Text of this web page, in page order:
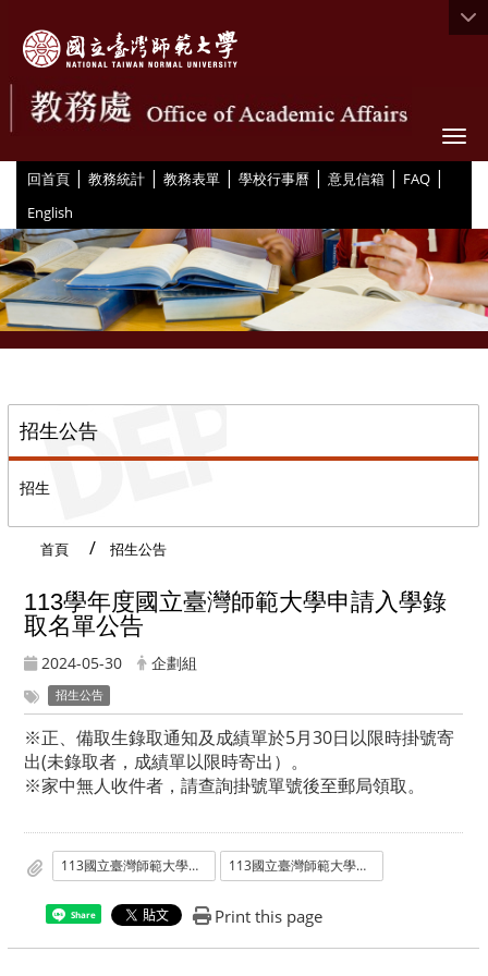
回首頁 | 教務統計 | 教務表單 | 學校行事曆 | 意見信箱 | FAQ |
English
招生公告
招生
首頁 招生公告
113學年度國立臺灣師範大學申請入學錄
取名單公告
2024-05-30 企劃組
招生公告
※正、備取生錄取通知及成績單於5月30日以限時掛號寄
出(未錄取者，成績單以限時寄出）。
※家中無人收件者，請查詢掛號單號後至郵局領取。
113國立臺灣師範大學申請入學招生錄取名單.pdf 113國立臺灣師範大學申請入學招生錄取名單掛號單號.pdf
Share Print this page